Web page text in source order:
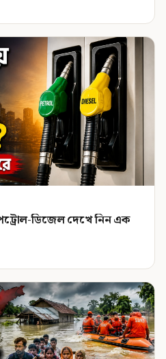
ডিজেল দেখে নিন এক